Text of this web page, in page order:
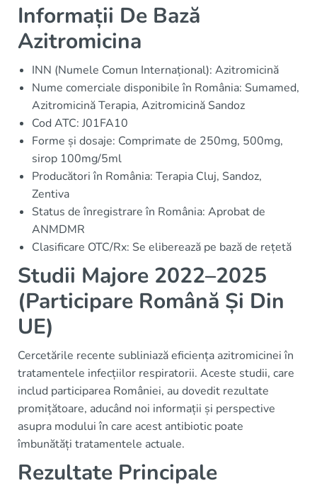
Informații De Bază
Azitromicina
INN (Numele Comun Internațional): Azitromicină
Nume comerciale disponibile în România: Sumamed,
Azitromicină Terapia, Azitromicină Sandoz
Cod ATC: J01FA10
Forme și dosaje: Comprimate de 250mg, 500mg,
sirop 100mg/5ml
Producători în România: Terapia Cluj, Sandoz,
Zentiva
Status de înregistrare în România: Aprobat de
ANMDMR
Clasificare OTC/Rx: Se eliberează pe bază de rețetă
Studii Majore 2022–2025
(Participare Română Și Din
UE)
Cercetările recente subliniază eficiența azitromicinei în
tratamentele infecțiilor respiratorii. Aceste studii, care
includ participarea României, au dovedit rezultate
promițătoare, aducând noi informații și perspective
asupra modului în care acest antibiotic poate
îmbunătăți tratamentele actuale.
Rezultate Principale